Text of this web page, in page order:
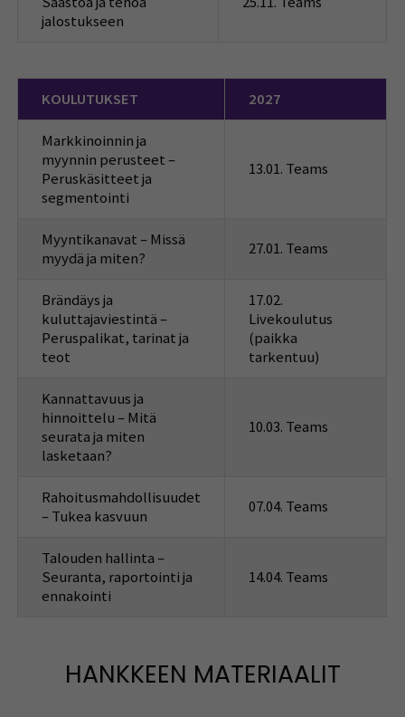
jalostukseen
KOULUTUKSET 2027
Markkinoinnin ja
myynnin perusteet –
Peruskäsitteet ja
segmentointi
13.01. Teams
Myyntikanavat – Missä
myydä ja miten?
27.01. Teams
Brändäys ja
kuluttajaviestintä –
Peruspalikat, tarinat ja
teot
17.02.
Livekoulutus
(paikka
tarkentuu)
Kannattavuus ja
hinnoittelu – Mitä
seurata ja miten
lasketaan?
10.03. Teams
Rahoitusmahdollisuudet
– Tukea kasvuun
07.04. Teams
Talouden hallinta –
Seuranta, raportointi ja
ennakointi
14.04. Teams
HANKKEEN MATERIAALIT